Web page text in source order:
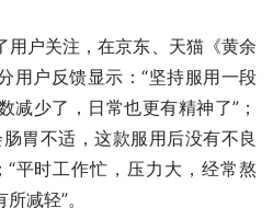
用户关注，在京东、天猫《黄余
用户反馈显示：“坚持服用一段
减少了，日常也更有精神了”；
胃不适，这款服用后没有不良
“平时工作忙，压力大，经常熬
减轻”。